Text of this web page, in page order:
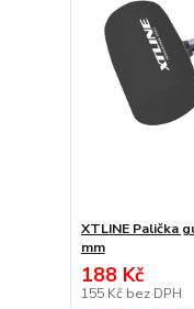
XTLINE Palička
mm
188 Kč
155 Kč bez DPH